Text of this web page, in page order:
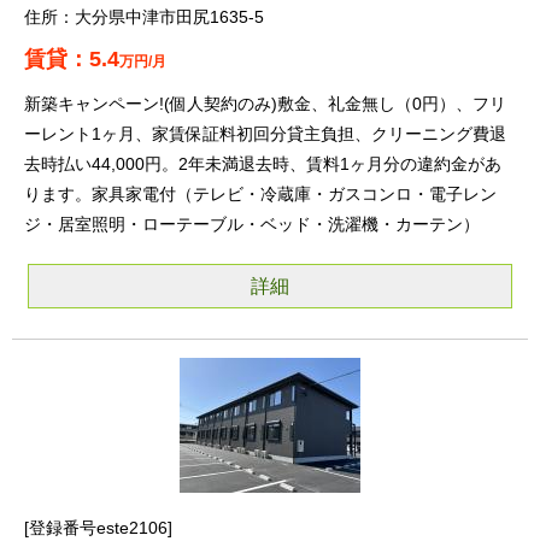
大分県中津市田尻1635-5
5.4万円/月
新築キャンペーン!(個人契約のみ)敷金、礼金無し（0円）、フリ
ーレント1ヶ月、家賃保証料初回分貸主負担、クリーニング費退
去時払い44,000円。2年未満退去時、賃料1ヶ月分の違約金があ
ります。家具家電付（テレビ・冷蔵庫・ガスコンロ・電子レン
ジ・居室照明・ローテーブル・ベッド・洗濯機・カーテン）
詳細
登録番号este2106